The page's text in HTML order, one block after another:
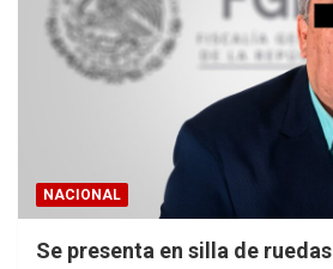
NACIONAL
Se presenta en silla de